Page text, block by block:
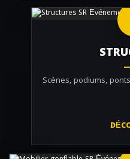
Scènes, podiums,